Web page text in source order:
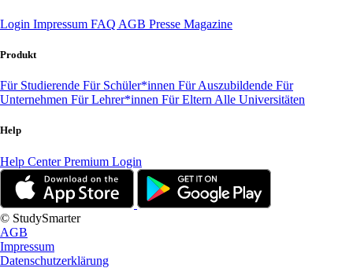
Login Impressum FAQ AGB Presse Magazine
Produkt
Für Studierende Für Schüler*innen Für Auszubildende Für
Unternehmen Für Lehrer*innen Für Eltern Alle Universitäten
Help
Help CenterPremium Login
© StudySmarter
AGB
Impressum
Datenschutzerklärung